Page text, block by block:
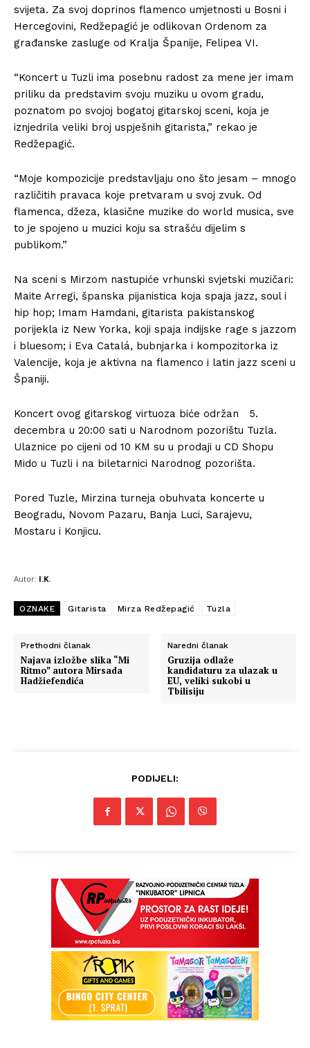
svijeta. Za svoj doprinos flamenco umjetnosti u Bosni i
Hercegovini, Redžepagić je odlikovan Ordenom za
građanske zasluge od Kralja Španije, Felipea VI.
“Koncert u Tuzli ima posebnu radost za mene jer imam
priliku da predstavim svoju muziku u ovom gradu,
poznatom po svojoj bogatoj gitarskoj sceni, koja je
iznjedrila veliki broj uspješnih gitarista,” rekao je
Redžepagić.
“Moje kompozicije predstavljaju ono što jesam – mnogo
različitih pravaca koje pretvaram u svoj zvuk. Od
flamenca, džeza, klasične muzike do world musica, sve
to je spojeno u muzici koju sa strašću dijelim s
publikom.”
Na sceni s Mirzom nastupiće vrhunski svjetski muzičari:
Maite Arregi, španska pijanistica koja spaja jazz, soul i
hip hop; Imam Hamdani, gitarista pakistanskog
porijekla iz New Yorka, koji spaja indijske rage s jazzom
i bluesom; i Eva Catalá, bubnjarka i kompozitorka iz
Valencije, koja je aktivna na flamenco i latin jazz sceni u
Španiji.
Koncert ovog gitarskog virtuoza biće održan 5.
decembra u 20:00 sati u Narodnom pozorištu Tuzla.
Ulaznice po cijeni od 10 KM su u prodaji u CD Shopu
Mido u Tuzli i na biletarnici Narodnog pozorišta.
Pored Tuzle, Mirzina turneja obuhvata koncerte u
Beogradu, Novom Pazaru, Banja Luci, Sarajevu,
Mostaru i Konjicu.
Autor: I.K.
OZNAKE Gitarista Mirza Redžepagić Tuzla
Prethodni članak
Najava izložbe slika “Mi
Ritmo” autora Mirsada
Hadžiefendića
Naredni članak
Gruzija odlaže
kandidaturu za ulazak u
EU, veliki sukobi u
Tbilisiju
PODIJELI: